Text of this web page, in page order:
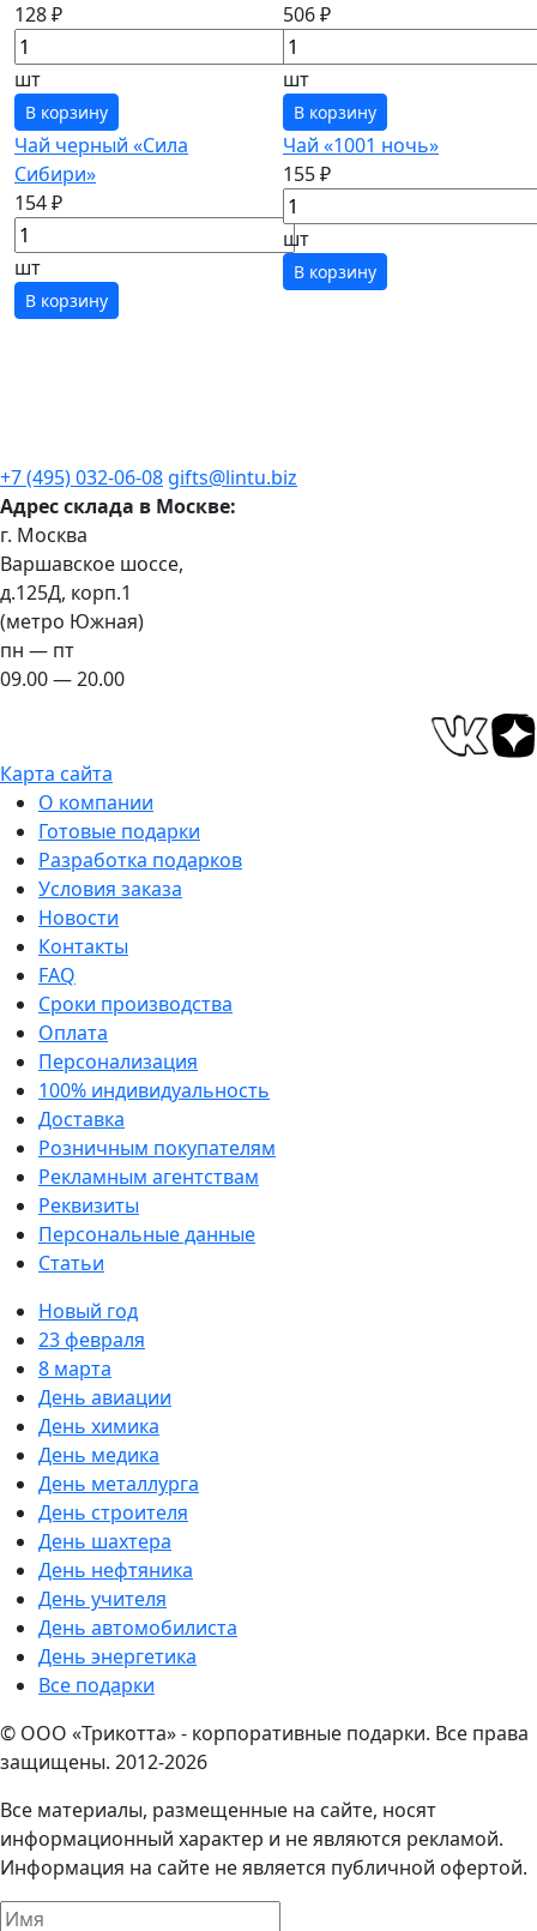
128 ₽
шт
В корзину
506 ₽
шт
В корзину
Чай черный «Сила
Сибири»
154 ₽
шт
В корзину
Чай «1001 ночь»
155 ₽
шт
В корзину
+7 (495) 032-06-08 gifts@lintu.biz
Адрес склада в Москве:
г. Москва
Варшавское шоссе,
д.125Д, корп.1
(метро Южная)
пн — пт
09.00 — 20.00
Карта сайта
О компании
Готовые подарки
Разработка подарков
Условия заказа
Новости
Контакты
FAQ
Сроки производства
Оплата
Персонализация
100% индивидуальность
Доставка
Розничным покупателям
Рекламным агентствам
Реквизиты
Персональные данные
Статьи
Новый год
23 февраля
8 марта
День авиации
День химика
День медика
День металлурга
День строителя
День шахтера
День нефтяника
День учителя
День автомобилиста
День энергетика
Все подарки
© ООО «Трикотта» - корпоративные подарки. Все права
защищены. 2012-2026
Все материалы, размещенные на сайте, носят
информационный характер и не являются рекламой.
Информация на сайте не является публичной офертой.